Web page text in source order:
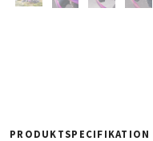
PRODUKTSPECIFIKATION